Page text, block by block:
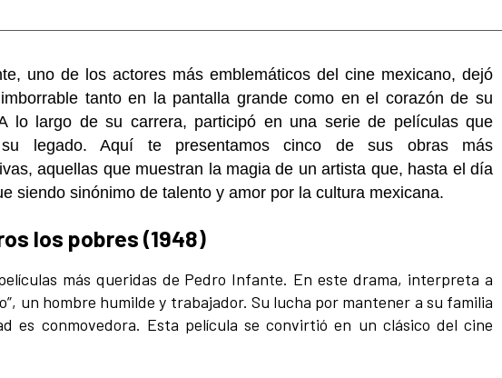
uno de los actores más emblemáticos del cine mexicano, dejó
tanto en la pantalla grande como en el corazón de su
lo largo de su carrera, participó en una serie de películas que
su legado. Aquí te presentamos cinco de sus obras más
aquellas que muestran la magia de un artista que, hasta el día
siendo sinónimo de talento y amor por la cultura mexicana.
los pobres (1948)
más queridas de Pedro Infante. En este drama, interpreta a
un hombre humilde y trabajador. Su lucha por mantener a su familia
es conmovedora. Esta película se convirtió en un clásico del cine